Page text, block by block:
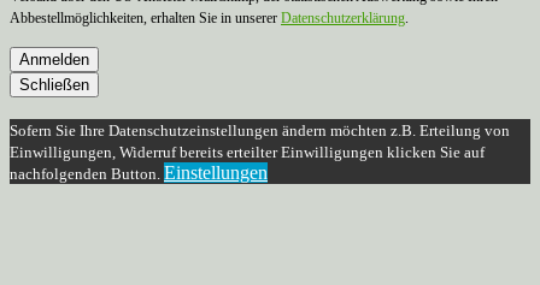
Abbestellmöglichkeiten, erhalten Sie in unserer Datenschutzerklärung
Anmelden
Schließen
Sofern Sie Ihre Datenschutzeinstellungen ändern möchten z.B. Erteilung von
Einwilligungen, Widerruf bereits erteilter Einwilligungen klicken Sie auf
nachfolgenden Button. Einstellungen